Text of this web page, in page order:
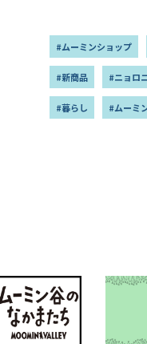
#ムーミンショップ
#新商品 #ニョロ
#暮らし #ムーミ